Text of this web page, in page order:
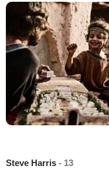
Steve Harris - 13